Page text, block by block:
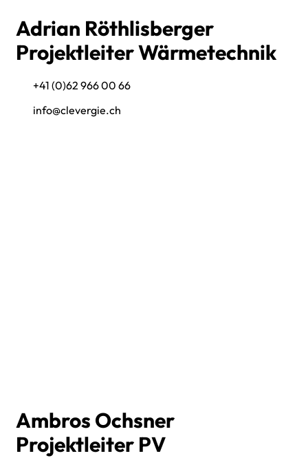
Adrian Röthlisberger
Projektleiter Wärmetechnik
+41 (0)62 966 00 66
info@clevergie.ch
Ambros Ochsner
Projektleiter PV